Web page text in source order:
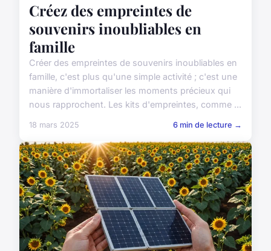
Créez des empreintes de
souvenirs inoubliables en
famille
Créer des empreintes de souvenirs inoubliables en
famille, c'est plus qu'une simple activité ; c'est une
manière d'immortaliser les moments précieux qui
nous rapprochent. Les kits d'empreintes, comme ...
18 mars 2025 6 min de lecture →